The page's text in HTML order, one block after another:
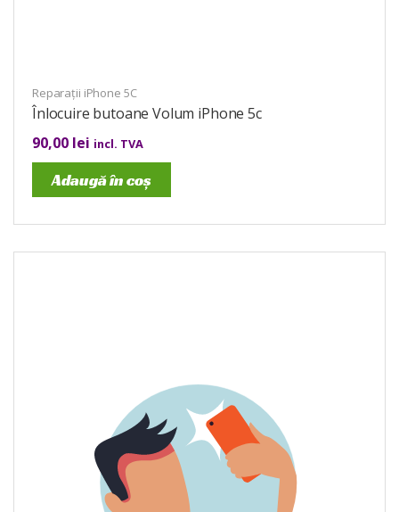
Reparații iPhone 5C
Înlocuire butoane Volum iPhone 5c
90,00 lei incl. TVA
Adaugă în coș